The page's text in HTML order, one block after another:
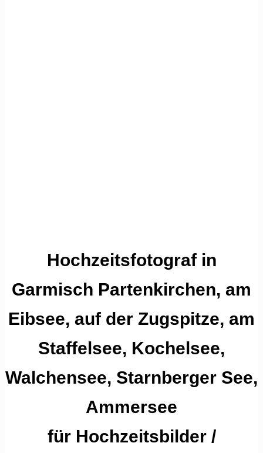
Hochzeitsfotograf in
Garmisch Partenkirchen, am
Eibsee, auf der Zugspitze, am
Staffelsee, Kochelsee,
Walchensee, Starnberger See,
Ammersee
für Hochzeitsbilder /